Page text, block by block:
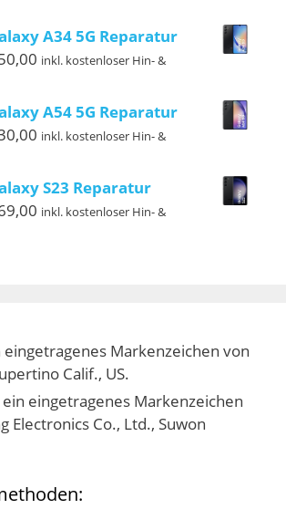
bis
€130,00
A34 5G Reparatur
Preisspanne:
bis
€150,00
inkl. kostenloser Hin- &
A54 5G Reparatur
Preisspanne:
bis
€130,00
inkl. kostenloser Hin- &
S23 Reparatur
Preisspanne:
inkl. kostenloser Hin- &
Markenzeichen von
Calif., US.
ein eingetragenes Markenzeichen
Electronics Co., Ltd., Suwon